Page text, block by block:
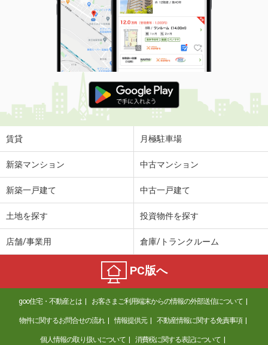
価 格
6.55万円
住 所
和歌山県和歌山市杭ノ瀬
専有面積 62.8m²
間取り
2LDK
和歌山県和歌山市楠見中
価 格
4.30万円
住 所
和歌山県和歌山市楠見中
専有面積
和歌山県海南市岡田
2.90万円
和歌山県和歌山市津秦
4.80万円
住 所
和歌山県和歌山市津秦
専有面積 23.18m²
間取り
1K
和歌山県橋本市高野口町大野
賃貸 月極駐車場
新築マンション 中古マンション
新築一戸建て 中古一戸建て
土地を探す 投資物件を探す
店舗/事業用 倉庫/トランクルーム
PC版へ
goo住宅・不動産とは お客さまご利用端末からの情報の外部送信について
物件に関するお問合せの流れ 情報提供元 不動産情報に関する免責事項
個人情報の取り扱いについて 消費税に関する表記について